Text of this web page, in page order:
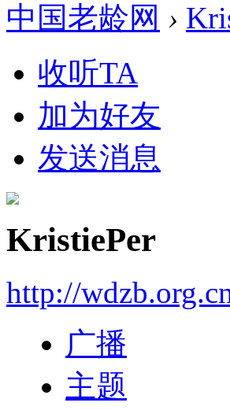
中国老龄网 ›
收听TA
加为好友
发送消息
KristiePer
http://
广播
主题